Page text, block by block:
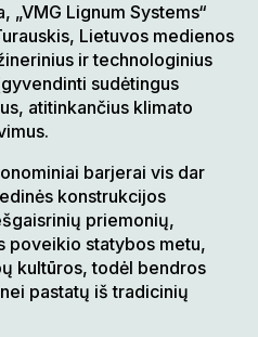
„VMG Lignum Systems“
Lietuvos medienos
ir technologinius
sudėtingus
atitinkančius klimato
barjerai vis dar
konstrukcijos
priemonių,
poveikio statybos metu,
kultūros, todėl bendros
pastatų iš tradicinių